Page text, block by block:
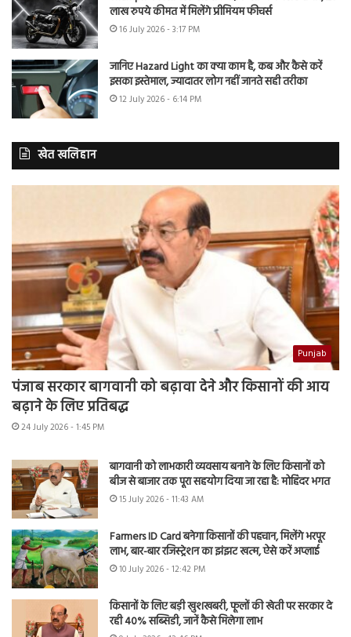
लाख रुपये कीमत में मिलेंगे प्रीमियम फीचर्स
16 July 2026 - 3:17 PM
जानिए Hazard Light का क्या काम है, कब और कैसे करें
इसका इस्तेमाल, ज्यादातर लोग नहीं जानते सही तरीका
12 July 2026 - 6:14 PM
खेत खलिहान
Punjab
पंजाब सरकार बागवानी को बढ़ावा देने और किसानों की आय
बढ़ाने के लिए प्रतिबद्ध
24 July 2026 - 1:45 PM
बागवानी को लाभकारी व्यवसाय बनाने के लिए किसानों को
बीज से बाजार तक पूरा सहयोग दिया जा रहा है: मोहिंदर भगत
15 July 2026 - 11:43 AM
Farmers ID Card बनेगा किसानों की पहचान, मिलेंगे भरपूर
लाभ, बार-बार रजिस्ट्रेशन का झंझट खत्म, ऐसे करें अप्लाई
10 July 2026 - 12:42 PM
किसानों के लिए बड़ी खुशखबरी, फूलों की खेती पर सरकार दे
रही 40% सब्सिडी, जानें कैसे मिलेगा लाभ